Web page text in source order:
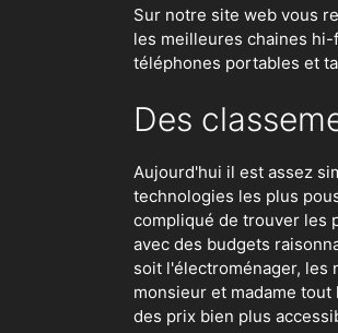
Sur notre site web vous
les meilleures chaines hi-
téléphones portables et
Des
Aujourd'hui il est assez
technologies les plus
compliqué de trouver les
avec des budgets
soit l'électroménager, les
monsieur et madame
des prix bien plus